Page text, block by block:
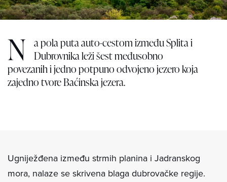
N a pola puta auto-cestom između Splita i
Dubrovnika leži šest međusobno
povezanih i jedno potpuno odvojeno jezero koja
zajedno tvore Baćinska jezera.
Ugniježđena između strmih planina i Jadranskog
mora, nalaze se skrivena blaga dubrovačke regije.